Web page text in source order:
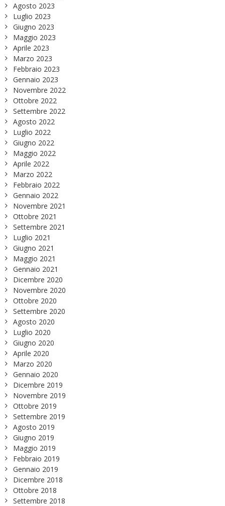
Agosto 2023
Luglio 2023
Giugno 2023
Maggio 2023
Aprile 2023
Marzo 2023
Febbraio 2023
Gennaio 2023
Novembre 2022
Ottobre 2022
Settembre 2022
Agosto 2022
Luglio 2022
Giugno 2022
Maggio 2022
Aprile 2022
Marzo 2022
Febbraio 2022
Gennaio 2022
Novembre 2021
Ottobre 2021
Settembre 2021
Luglio 2021
Giugno 2021
Maggio 2021
Gennaio 2021
Dicembre 2020
Novembre 2020
Ottobre 2020
Settembre 2020
Agosto 2020
Luglio 2020
Giugno 2020
Aprile 2020
Marzo 2020
Gennaio 2020
Dicembre 2019
Novembre 2019
Ottobre 2019
Settembre 2019
Agosto 2019
Giugno 2019
Maggio 2019
Febbraio 2019
Gennaio 2019
Dicembre 2018
Ottobre 2018
Settembre 2018